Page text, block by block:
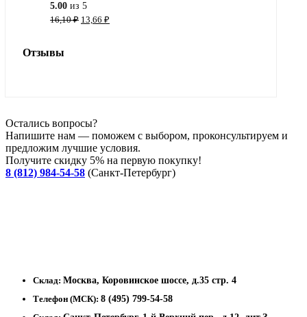
5.00 из 5
16,10₽ Первоначальная
13,66 ₽
Отзывы
Остались вопросы?
Напишите нам — поможем с выбором, проконсультируем и
предложим лучшие условия.
Получите скидку 5% на первую покупку!
8 (812) 984-54-58 (Санкт-Петербург)
Склад: Москва, Коровинское шоссе, д.35 стр. 4
Телефон (МСК): 8 (495) 799-54-58